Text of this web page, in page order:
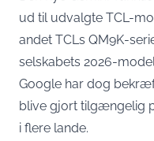
ud til udvalgte TCL-
andet TCLs QM9K-
selskabets 2026-
Google har dog
blive gjort tilgængelig
i flere lande.